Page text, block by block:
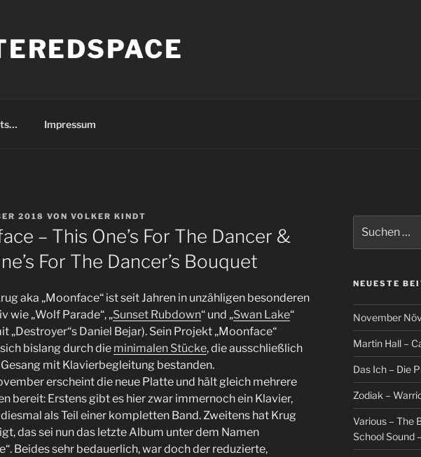
Impressum
2018 VON VOLKER KINDT
– This One’s For The Dancer &
For The Dancer’s Bouquet
aka „Moonface“ ist seit Jahren in unzähligen besonderen
wie „Wolf Parade“, „Sunset Rubdown“ und „Swan Lake“
„Destroyer“s Daniel Bejar). Sein Projekt „Moonface“
bislang durch die minimalen Stücke, die ausschließlich
mit Klavierbegleitung bestanden.
erscheint die neue Platte und hält gleich mehrere
bereit: Erstens gibt es hier zwar immernoch ein Klavier,
als Teil einer kompletten Band. Zweitens hat Krug
das sei nun das letzte Album unter dem Namen
Beides sehr bedauerlich, war doch der reduzierte,
nach:
NEUESTE
November
Martin Hall –
Das Ich – Die
Zodiak –
Various – The
School Sound